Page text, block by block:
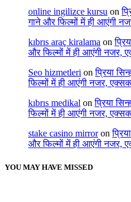
online ingilizce kursu on
गाने और फिल्मों में ही आएंगी
kıbrıs araç kiralama on
और फिल्मों में ही आएंगी नजर,
Seo hizmetleri onप्रिया
फिल्मों में ही आएंगी नजर,
kıbrıs medikal onप्रिया
फिल्मों में ही आएंगी नजर,
stake casino mirroron
और फिल्मों में ही आएंगी नजर,
YOU MAY HAVE MISSED